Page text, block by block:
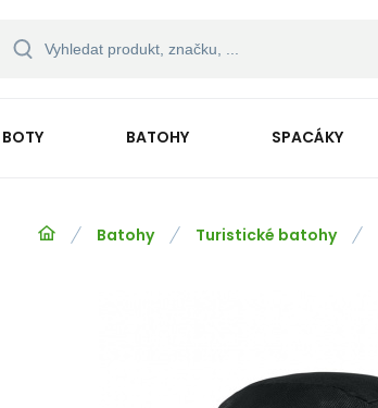
BOTY BATOHY SPACÁKY
Batohy Turistické batohy